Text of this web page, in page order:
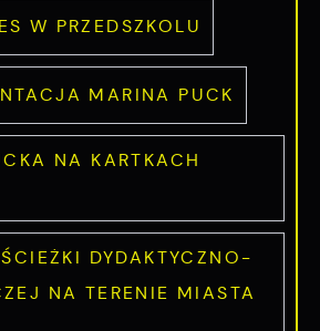
W PRZEDSZKOLU
MARINA PUCK
NA KARTKACH
DYDAKTYCZNO-
NA TERENIE MIASTA